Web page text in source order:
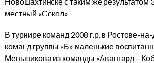
местный «Сокол».
В турнире команд 2008 г.р. в Ростове-
команд группы «Б» маленькие
Меньшикова из команды «Авангард –